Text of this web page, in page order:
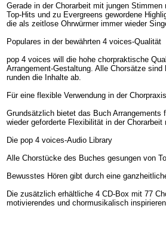
Gerade in der Chorarbeit mit jungen
Top-Hits und zu Evergreens gewordene
die als zeitlose Ohrwürmer immer wieder
Populares in der bewährten 4 voices-Qualität
pop 4 voices will die hohe chorpraktische
Arrangement-Gestaltung. Alle Chorsätze
runden die Inhalte ab.
Für eine flexible Verwendung in der Chorpraxis
Grundsätzlich bietet das Buch
wieder geforderte Flexibilität in der
Die pop 4 voices-Audio Library
Alle Chorstücke des Buches gesungen von
Bewusstes Hören gibt durch eine
Die zusätzlich erhältliche 4 CD-Box mit 77
motivierendes und chormusikalisch